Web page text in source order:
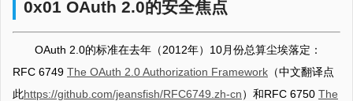
0x01 OAuth 2.0的安全焦点
OAuth 2.0的标准在去年（2012年）10月份总算尘埃落定：
RFC 6749 The OAuth 2.0 Authorization Framework （中文翻译点
此https://github.com/jeansfish/RFC6749.zh-cn）和RFC 6750 The